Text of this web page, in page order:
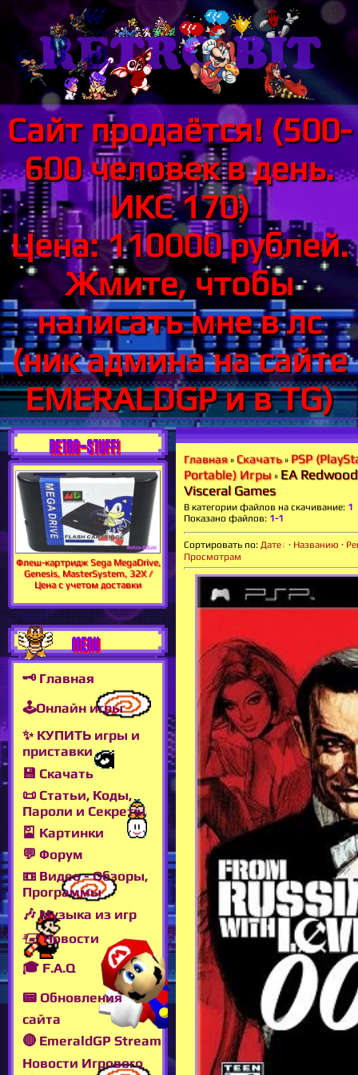
Сайт продаётся! (500-
600 человек в день.
ИКС 170)
Цена: 110000 рублей.
Жмите, чтобы
написать мне в лс
(ник админа на сайте
EMERALDGP и в TG)
RETRO-STUFF!
Флеш-картридж Sega MegaDrive,
Genesis, MasterSystem, 32X /
Цена с учетом доставки
MENU
🗝 Главная
🕹Онлайн игры
✨ КУПИТЬ игры и
приставки
💾 Скачать
📜 Статьи, Коды,
Пароли и Секреты
🎴 Картинки
💬 Форум
📼 Видео - Обзоры,
Программы
🎶 Музыка из игр
🖅 Новости
🎓 F.A.Q
📟 Обновления
сайта
🔴 EmeraldGP Stream
Новости Игрового
Главная» Скачать» PSP
Portable) Игры» EA
Visceral Games
В категории файлов на скачивание: 1
Показано файлов: 1-1
Сортировать по: Дате · Названию ·
Просмотрам